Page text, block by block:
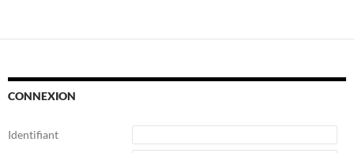
CONNEXION
Identifiant